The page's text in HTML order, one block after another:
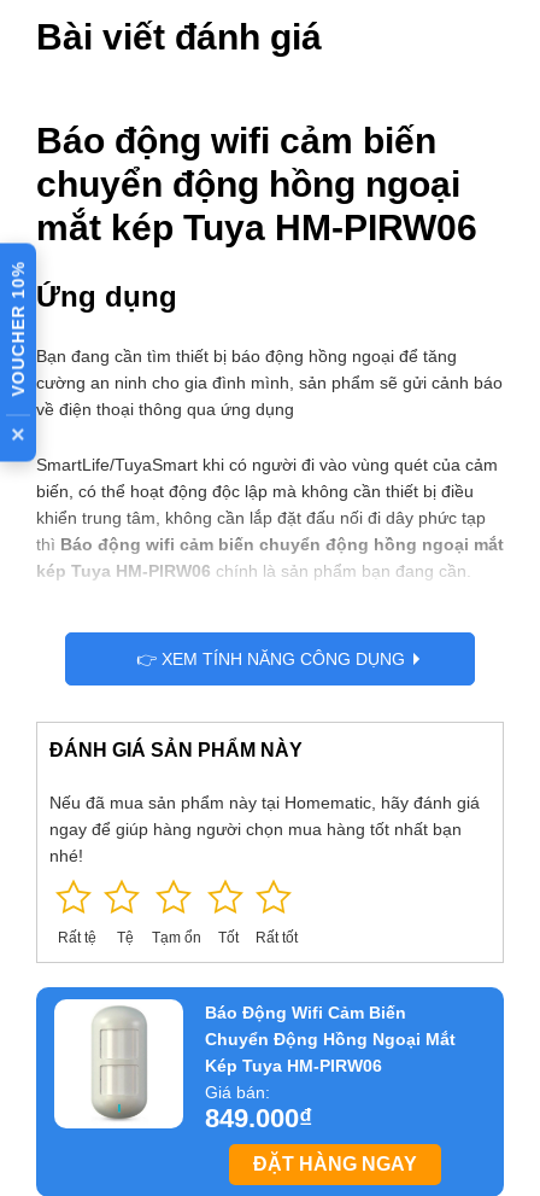
Bài viết đánh giá
Báo động wifi cảm biến
chuyển động hồng ngoại
mắt kép Tuya HM-PIRW06
Ứng dụng
Bạn đang cần tìm thiết bị báo động hồng ngoại để tăng
cường an ninh cho gia đình mình, sản phẩm sẽ gửi cảnh báo
về điện thoại thông qua ứng dụng
SmartLife/TuyaSmart khi có người đi vào vùng quét của cảm
biến, có thể hoạt động độc lập mà không cần thiết bị điều
khiển trung tâm, không cần lắp đặt đấu nối đi dây phức tạp
thì Báo động wifi cảm biến chuyển động hồng ngoại mắt
kép Tuya HM-PIRW06 chính là sản phẩm bạn đang cần.
Thông tin chi tiết sản phẩm
👉 XEM TÍNH NĂNG CÔNG DỤNG
ĐÁNH GIÁ SẢN PHẨM NÀY
Nếu đã mua sản phẩm này tại Homematic, hãy đánh giá
ngay để giúp hàng người chọn mua hàng tốt nhất bạn
nhé!
Rất tệ Tệ Tạm ổn Tốt Rất tốt
Báo Động Wifi Cảm Biến
Chuyển Động Hồng Ngoại Mắt
Kép Tuya HM-PIRW06
Giá bán:
849.000₫
ĐẶT HÀNG NGAY
VOUCHER 10%
×